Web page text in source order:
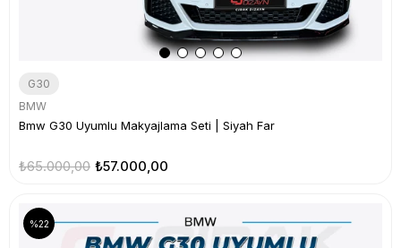
G30
BMW
Bmw G30 Uyumlu Makyajlama Seti | Siyah Far
₺57.000,00
₺65.000,00
%22